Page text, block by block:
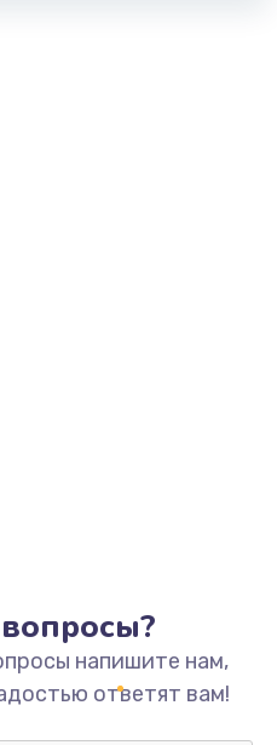
напишите нам,
ответят вам!